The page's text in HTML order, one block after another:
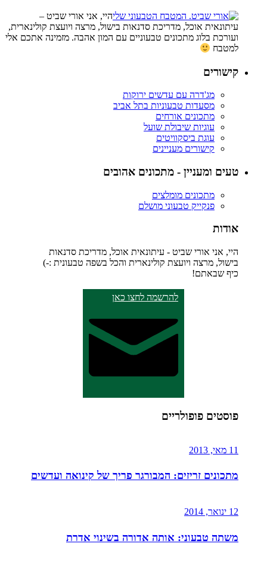
היי, אני אורי שביט –
עיתונאית אוכל, מדריכת סדנאות בישול, מרצה ויועצת קולינארית,
ועורכת בלוג מתכונים טבעוניים עם המון אהבה. מזמינה אתכם אלי
למטבח
קישורים
מג'דרה עם עדשים ירוקות
מסעדות טבעוניות בתל אביב
מתכונים אורחים
עוגיות שיבולת שועל
עוגת ביסקוויטים
קישורים מעניינים
טעים ומעניין - מתכונים אהובים
מתכונים מומלצים
פנקייק טבעוני מושלם
אודות
היי, אני אורי שביט - עיתונאית אוכל, מדריכת סדנאות
בישול, מרצה ויועצת קולינארית והכל בשפה טבעונית :-)
כיף שבאתם!
להרשמה לחצו כאן
פוסטים פופולריים
11 מאי, 2013
מתכונים זריזים: המבורגר פריך של קינואה ועדשים
12 ינואר, 2014
משתה טבעוני: אותה אדורה בשינוי אדרת